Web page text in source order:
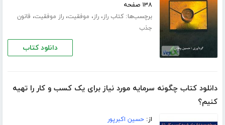
۱۳۸ صفحه
برچسب‌ها:کتاب راز،راز، موفقیت،راز موفقیت، قانون
جذب
دانلود کتاب
دانلود کتاب چگونه سرمایه مورد نیاز برای یک کسب و کار را تهیه
کنیم؟
از:حسین اکبرپور